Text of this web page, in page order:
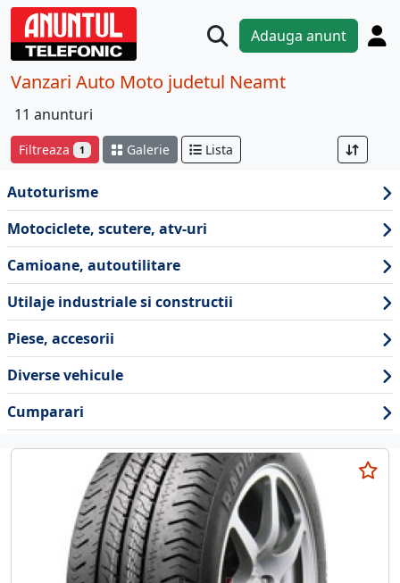
Adauga anunt
Vanzari Auto Moto judetul Neamt
11 anunturi
Filtreaza 1 Galerie Lista
Autoturisme
Motociclete, scutere, atv-uri
Camioane, autoutilitare
Utilaje industriale si constructii
Piese, accesorii
Diverse vehicule
Cumparari